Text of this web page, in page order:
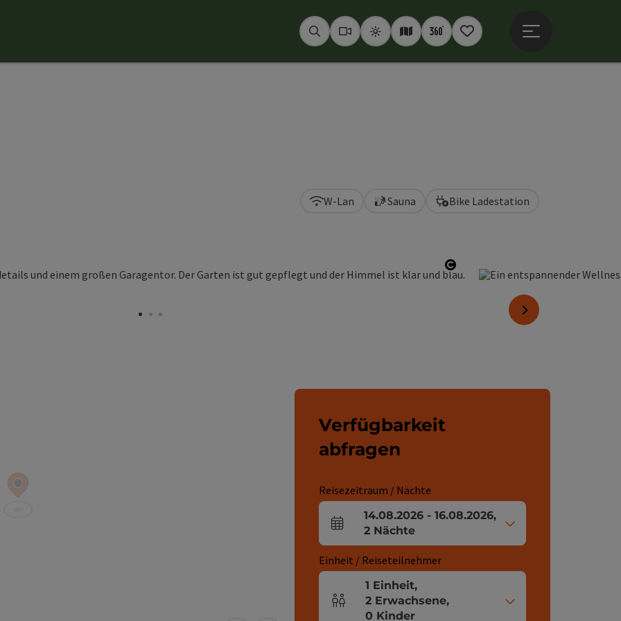
SuchenWebcams
WetterInteraktive Karte
360° Panoramen
Merkzettel
Copyright öffnen
nächstes Element
W-Lan Sauna Bike Ladestation
Verfügbarkeit
abfragen
Reisezeitraum / Nächte
An- und Abreisefelder
14.08.2026- 16.08.2026,
2 Nächte
Einheit / Reiseteilnehmer
Einheitenanzahl und Personenfelder
1 Einheit,
2 Erwachsene,
0 Kinder